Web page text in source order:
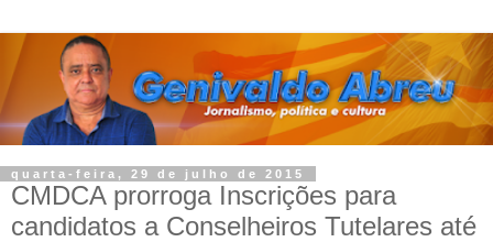
quarta-feira, 29 de julho de 2015
CMDCA prorroga Inscrições para
candidatos a Conselheiros Tutelares até